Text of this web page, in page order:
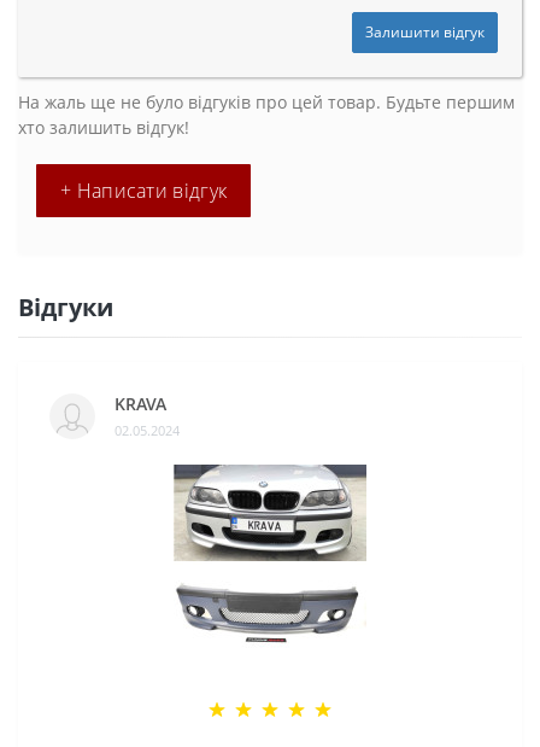
Залишити відгук
На жаль ще не було відгуків про цей товар. Будьте першим
хто залишить відгук!
+ Написати відгук
Відгуки
KRAVA
02.05.2024